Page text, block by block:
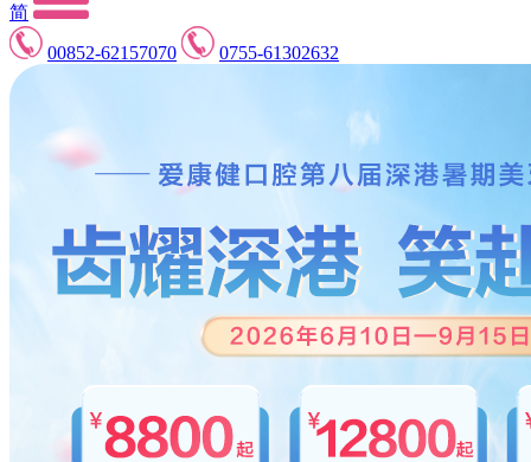
简
00852-62157070
0755-61302632